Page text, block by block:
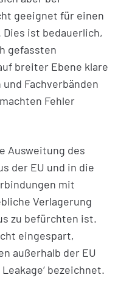
geeignet für einen
ist bedauerlich,
gefassten
breiter Ebene klare
Fachverbänden
Fehler
Ausweitung des
der EU und in die
mit
Verlagerung
zu befürchten ist.
eingespart,
außerhalb der EU
bezeichnet.